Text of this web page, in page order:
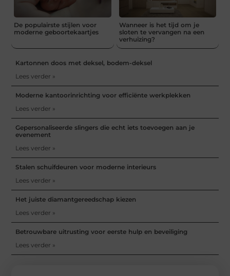
De populairste stijlen voor
moderne geboortekaartjes
Wanneer is het tijd om je
sloten te vervangen na een
verhuizing?
Kartonnen doos met deksel, bodem-deksel
Lees verder »
Moderne kantoorinrichting voor efficiënte werkplekken
Lees verder »
Gepersonaliseerde slingers die echt iets toevoegen aan je
evenement
Lees verder »
Stalen schuifdeuren voor moderne interieurs
Lees verder »
Het juiste diamantgereedschap kiezen
Lees verder »
Betrouwbare uitrusting voor eerste hulp en beveiliging
Lees verder »